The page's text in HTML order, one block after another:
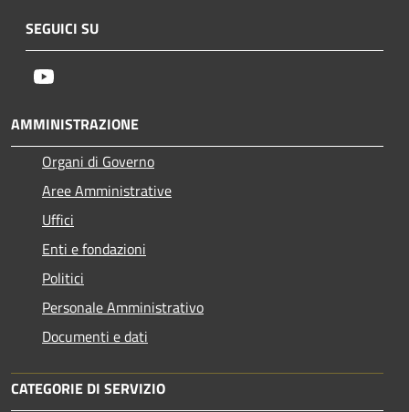
SEGUICI SU
AMMINISTRAZIONE
Organi di Governo
Aree Amministrative
Uffici
Enti e fondazioni
Politici
Personale Amministrativo
Documenti e dati
CATEGORIE DI SERVIZIO